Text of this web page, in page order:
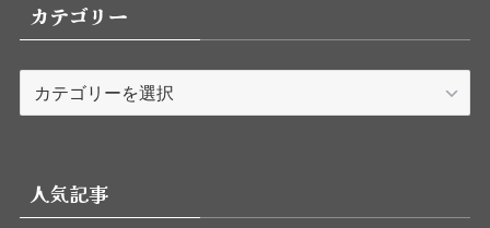
カテゴリー
ー人気記事